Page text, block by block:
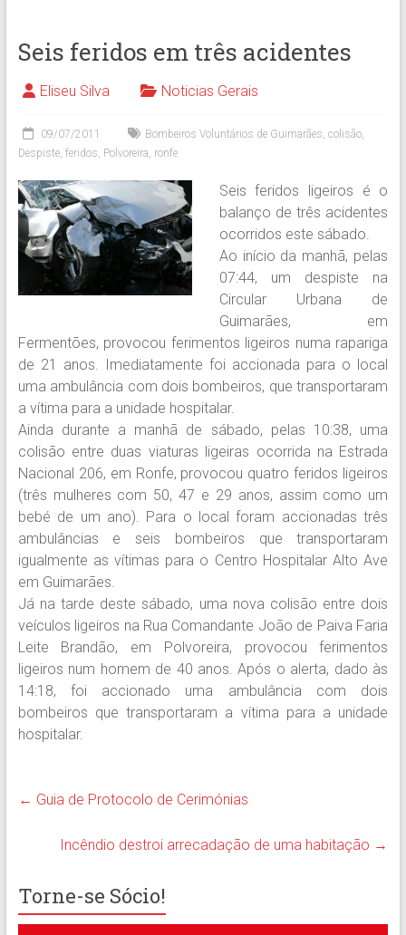
Seis feridos em três acidentes
Eliseu Silva Noticias Gerais
09/07/2011 Bombeiros Voluntários de Guimarães, colisão,
Despiste, feridos, Polvoreira, ronfe
Seis feridos ligeiros é o
balanço de três acidentes
ocorridos este sábado.
Ao início da manhã, pelas
07:44, um despiste na
Circular Urbana de
Guimarães, em
Fermentões, provocou ferimentos ligeiros numa rapariga
de 21 anos. Imediatamente foi accionada para o local
uma ambulância com dois bombeiros, que transportaram
a vítima para a unidade hospitalar.
Ainda durante a manhã de sábado, pelas 10:38, uma
colisão entre duas viaturas ligeiras ocorrida na Estrada
Nacional 206, em Ronfe, provocou quatro feridos ligeiros
(três mulheres com 50, 47 e 29 anos, assim como um
bebé de um ano). Para o local foram accionadas três
ambulâncias e seis bombeiros que transportaram
igualmente as vítimas para o Centro Hospitalar Alto Ave
em Guimarães.
Já na tarde deste sábado, uma nova colisão entre dois
veículos ligeiros na Rua Comandante João de Paiva Faria
Leite Brandão, em Polvoreira, provocou ferimentos
ligeiros num homem de 40 anos. Após o alerta, dado às
14:18, foi accionado uma ambulância com dois
bombeiros que transportaram a vítima para a unidade
hospitalar.
← Guia de Protocolo de Cerimónias
Incêndio destroi arrecadação de uma habitação →
Torne-se Sócio!